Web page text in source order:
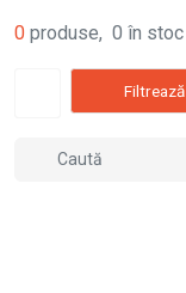
0 produse, 0 în stoc
Filtrează